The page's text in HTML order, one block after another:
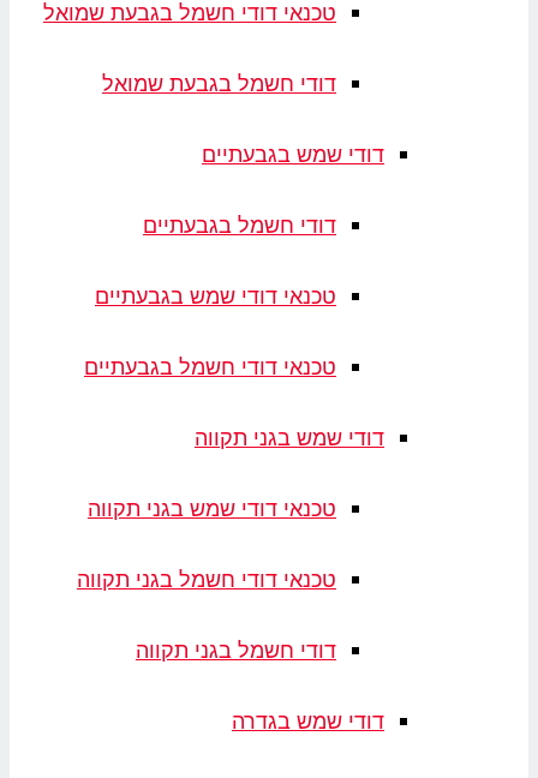
טכנאי דודי חשמל בגבעת שמואל
דודי חשמל בגבעת שמואל
דודי שמש בגבעתיים
דודי חשמל בגבעתיים
טכנאי דודי שמש בגבעתיים
טכנאי דודי חשמל בגבעתיים
דודי שמש בגני תקווה
טכנאי דודי שמש בגני תקווה
טכנאי דודי חשמל בגני תקווה
דודי חשמל בגני תקווה
דודי שמש בגדרה